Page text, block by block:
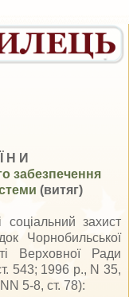
Н И
забезпечення
(витяг)
захист
Чорнобильської
Верховної Ради
543; 1996 р., N 35,
5-8, ст. 78):